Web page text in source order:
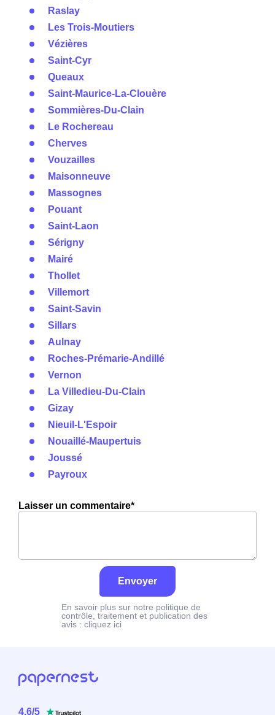
Raslay
Les Trois-Moutiers
Vézières
Saint-Cyr
Queaux
Saint-Maurice-La-Clouère
Sommières-Du-Clain
Le Rochereau
Cherves
Vouzailles
Maisonneuve
Massognes
Pouant
Saint-Laon
Sérigny
Mairé
Thollet
Villemort
Saint-Savin
Sillars
Aulnay
Roches-Prémarie-Andillé
Vernon
La Villedieu-Du-Clain
Gizay
Nieuil-L'Espoir
Nouaillé-Maupertuis
Joussé
Payroux
Laisser un commentaire*
Envoyer
En savoir plus sur notre politique de
contrôle, traitement et publication des
avis : cliquez ici
4.6/5